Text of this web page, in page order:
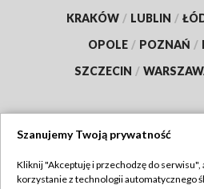
KRAKÓW / LUBLIN /
OPOLE / POZNAŃ /
SZCZECIN /
TVP
Szanujemy Twoją prywatność
Kliknij "Akceptuję i przechodzę do serwisu",
korzystanie z technologii automatycznego